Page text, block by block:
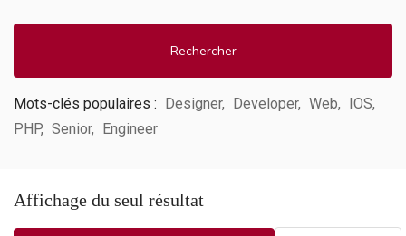
Rechercher
Mots-clés populaires : Designer Developer Web
IOS
PHP
Senior Engineer
Affichage du seul résultat